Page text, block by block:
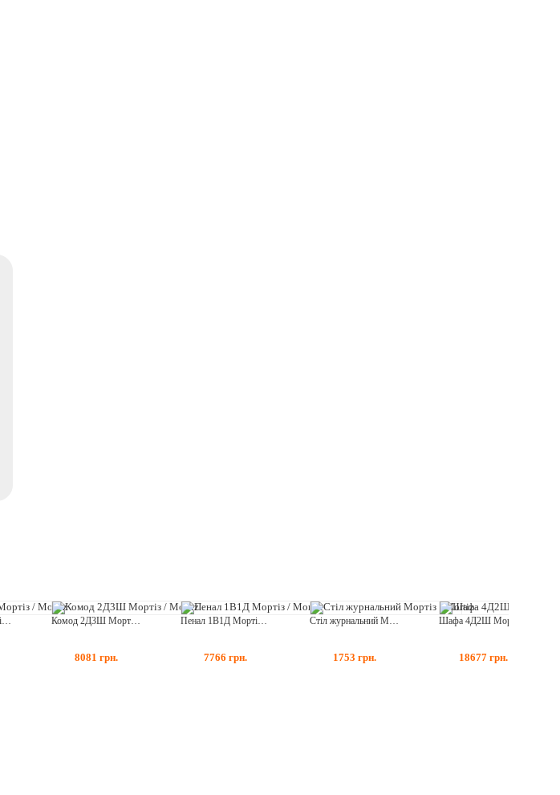
8081 грн.
Пенал 1В1Д Мортіз / Mortiz
7766 грн. 1753 грн. 18677 грн.